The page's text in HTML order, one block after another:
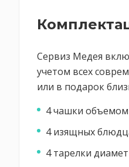
Сервиз Медея
учетом всех
или в подарок
4 чашки
4 изящных
4 тарелки